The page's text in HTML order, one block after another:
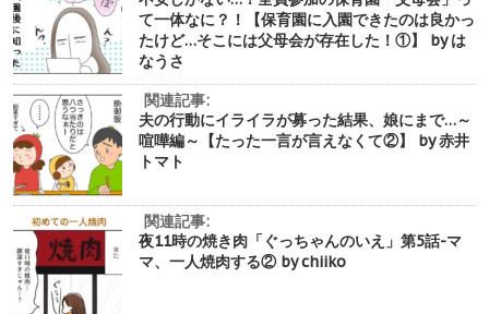
て一体なに？！【保育園に入園できたのは良かっ
たけど…そこには父母会が存在した！①】 by は
なうさ
関連記事:
夫の行動にイライラが募った結果、娘にまで…～
喧嘩編～【たった一言が言えなくて②】 by 赤井
トマト
関連記事:
夜11時の焼き肉「ぐっちゃんのいえ」第5話-マ
マ、一人焼肉する② by chiiko